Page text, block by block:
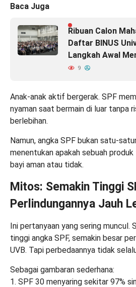
Baca Juga
Ribuan Calon
Daftar BINUS
Langkah Awal
9
Anak-anak aktif bergerak. SPF
nyaman saat bermain di luar tanpa
berlebihan.
Namun, angka SPF bukan satu-
menentukan apakah sebuah
bayi aman atau tidak.
Mitos: Semakin Tinggi
Perlindungannya Jauh
Ini pertanyaan yang sering muncul.
tinggi angka SPF, semakin besar
UVB. Tapi perbedaannya tidak
Sebagai gambaran sederhana:
1. SPF 30 menyaring sekitar 97%